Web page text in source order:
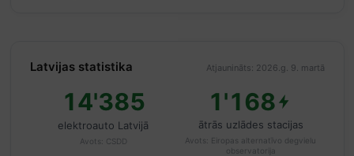
Latvijas statistika Atjaunināts: 2026.g. 9. martā
14'385
elektroauto Latvijā
Avots: CSDD
1'168
ātrās uzlādes stacijas
Avots: Eiropas alternatīvo degvielu
observatorija